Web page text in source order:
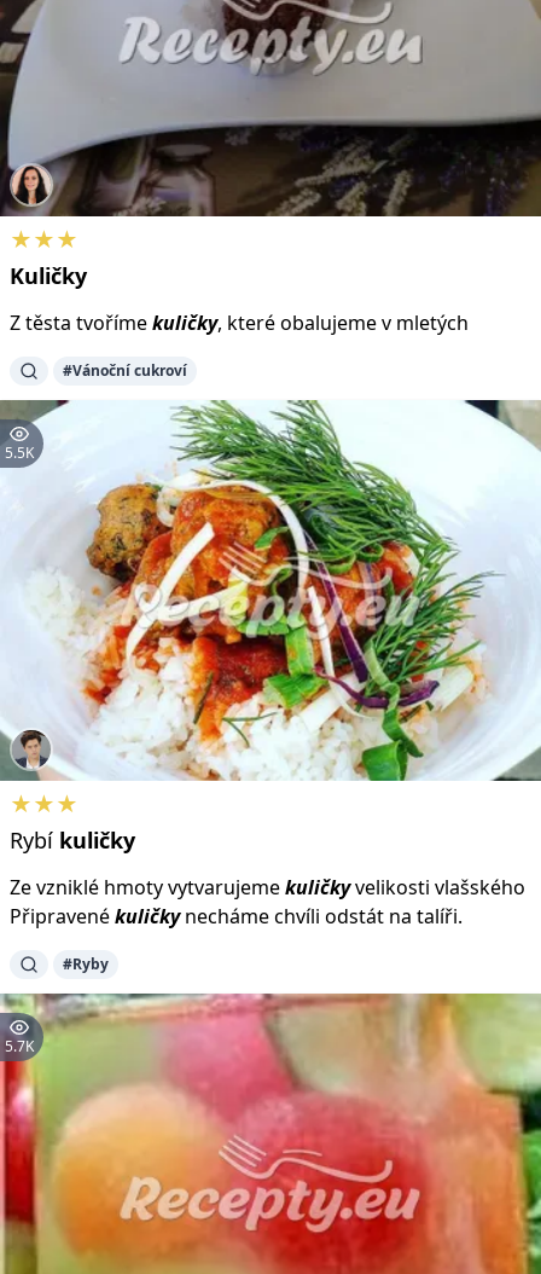
★★★
Kuličky
Z těsta tvořímekuličky, které obalujeme v mletých
#Vánoční cukroví
5.5K
★★★
Rybí kuličky
Ze vzniklé hmoty vytvarujemekuličkyvelikosti vlašského
Připravenékuličkynecháme chvíli odstát na talíři.
#Ryby
5.7K